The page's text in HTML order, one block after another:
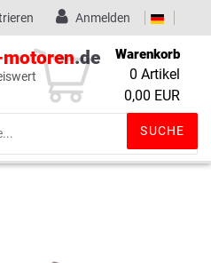
Wunschliste (0)
Anmelden
.de
SUCHE
Warenkorb
0 Artikel
0,00 EUR